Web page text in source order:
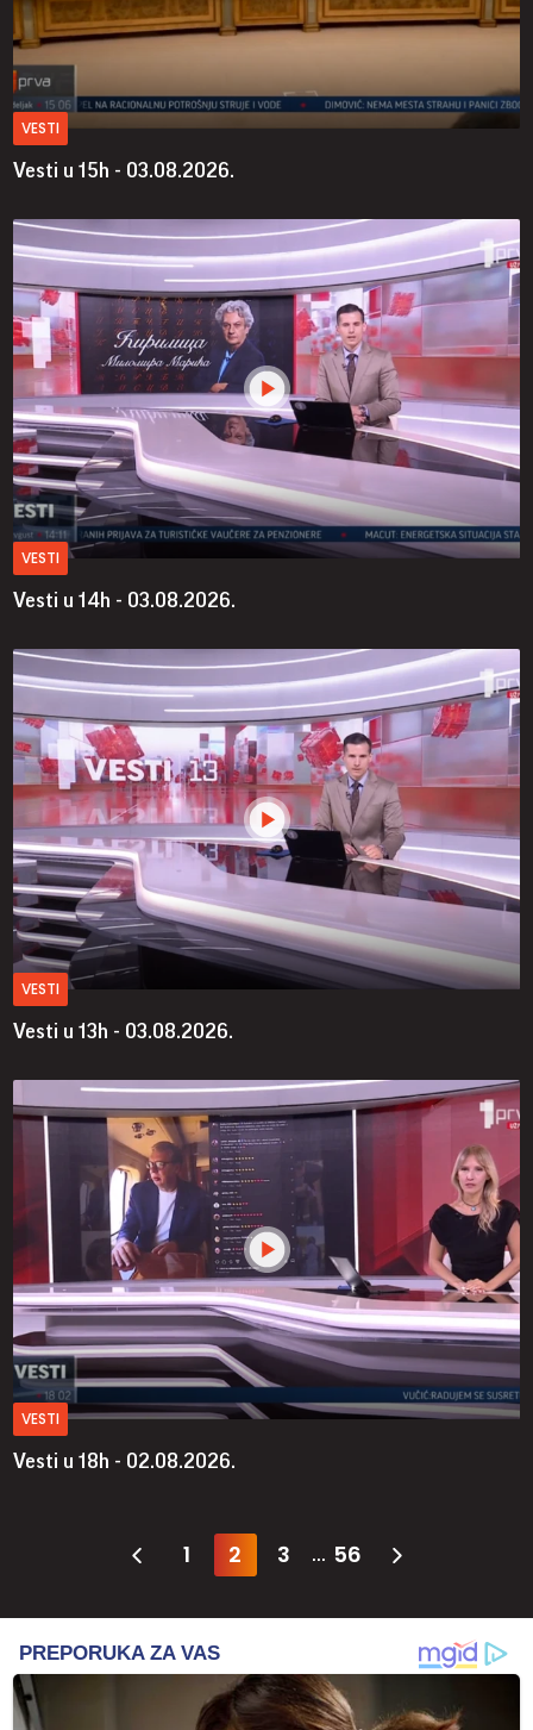
VESTI
Vesti u 15h - 03.08.2026.
VESTI
Vesti u 14h - 03.08.2026.
VESTI
Vesti u 13h - 03.08.2026.
VESTI
Vesti u 18h - 02.08.2026.
1 2 3 ... 56